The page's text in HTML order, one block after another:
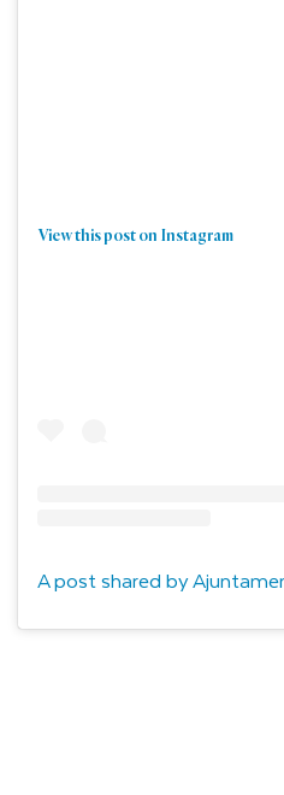
View this post on Instagram